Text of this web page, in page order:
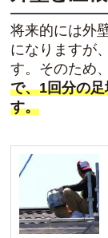
将来的には外
になりますが
す。そのため
で、1回分の
す。